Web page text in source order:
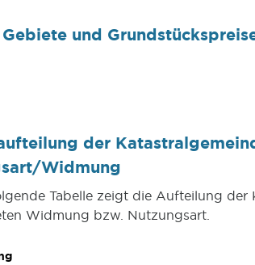
und
der
Widmung
Tabelle zeigt die Aufteilung der
Widmung bzw. Nutzungsart.